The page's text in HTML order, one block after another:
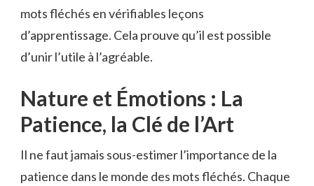
mots fléchés en vérifiables leçons
d’apprentissage. Cela prouve qu’il est possible
d’unir l’utile à l’agréable.
Nature et Émotions : La
Patience, la Clé de l’Art
Il ne faut jamais sous-estimer l’importance de la
patience dans le monde des mots fléchés. Chaque